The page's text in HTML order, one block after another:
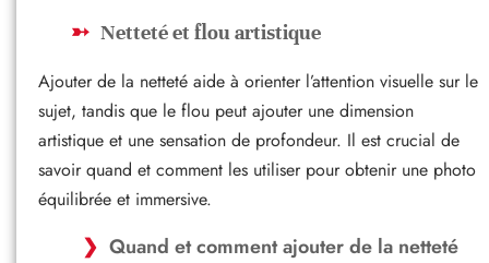
Netteté et flou artistique
Ajouter de la netteté aide à orienter l’attention visuelle sur le
sujet, tandis que le flou peut ajouter une dimension
artistique et une sensation de profondeur. Il est crucial de
savoir quand et comment les utiliser pour obtenir une photo
équilibrée et immersive.
Quand et comment ajouter de la netteté